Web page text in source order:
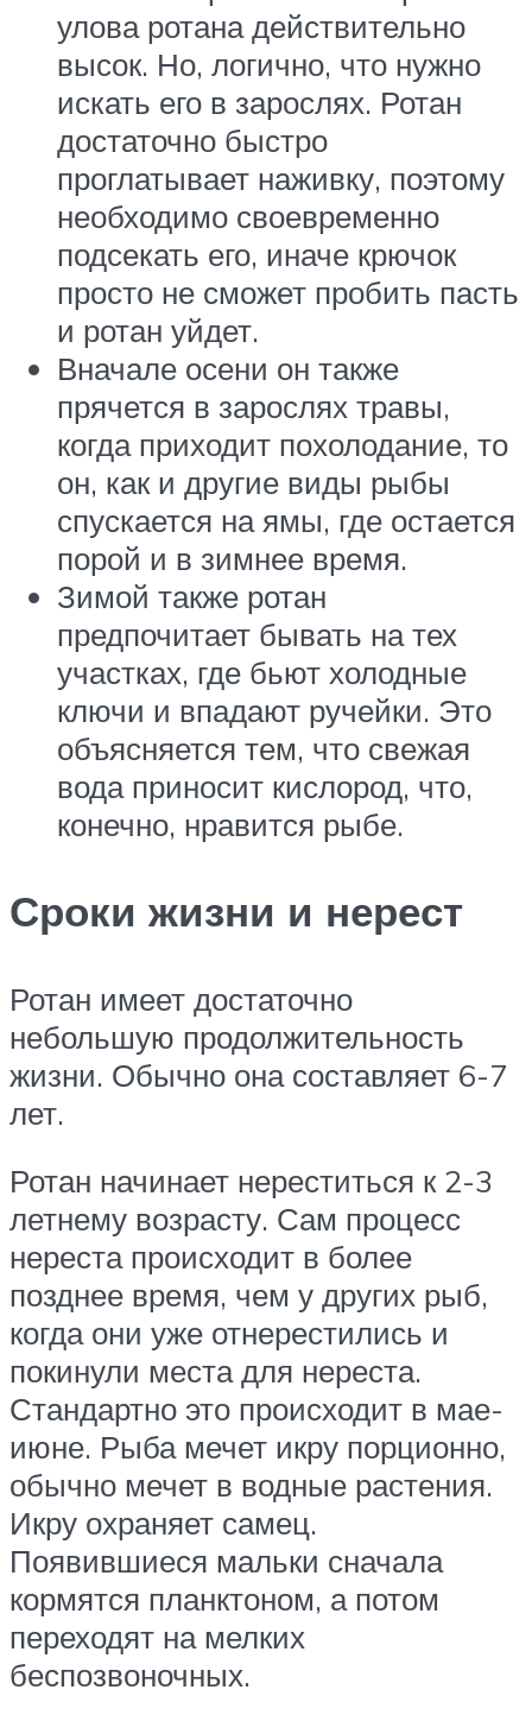
улова ротана действительно
высок. Но, логично, что нужно
искать его в зарослях. Ротан
достаточно быстро
проглатывает наживку, поэтому
необходимо своевременно
подсекать его, иначе крючок
просто не сможет пробить пасть
и ротан уйдет.
Вначале осени он также
прячется в зарослях травы,
когда приходит похолодание, то
он, как и другие виды рыбы
спускается на ямы, где остается
порой и в зимнее время.
Зимой также ротан
предпочитает бывать на тех
участках, где бьют холодные
ключи и впадают ручейки. Это
объясняется тем, что свежая
вода приносит кислород, что,
конечно, нравится рыбе.
Сроки жизни и нерест
Ротан имеет достаточно
небольшую продолжительность
жизни. Обычно она составляет 6-7
лет.
Ротан начинает нереститься к 2-3
летнему возрасту. Сам процесс
нереста происходит в более
позднее время, чем у других рыб,
когда они уже отнерестились и
покинули места для нереста.
Стандартно это происходит в мае-
июне. Рыба мечет икру порционно,
обычно мечет в водные растения.
Икру охраняет самец.
Появившиеся мальки сначала
кормятся планктоном, а потом
переходят на мелких
беспозвоночных.